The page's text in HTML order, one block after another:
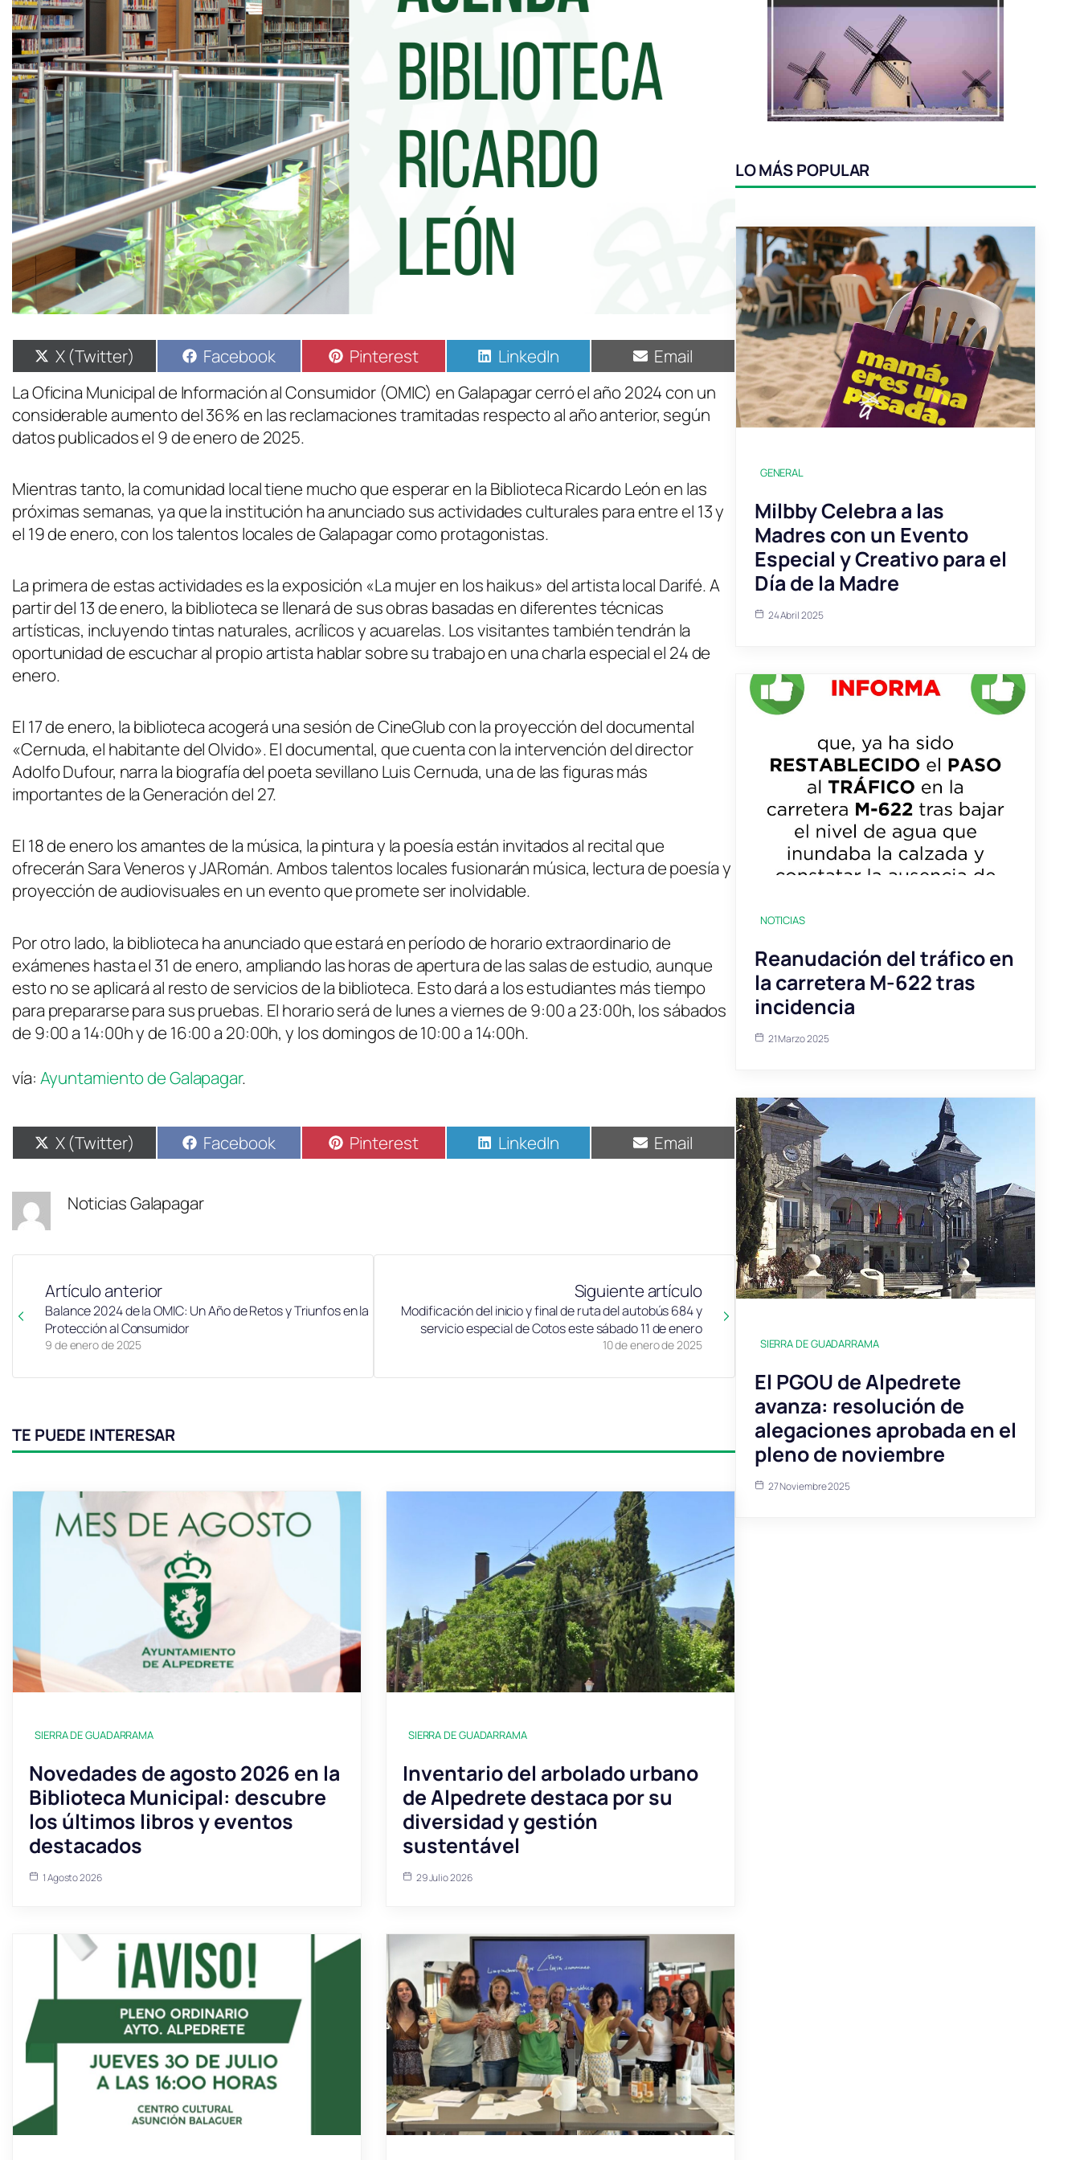
X (Twitter) Facebook Pinterest LinkedIn
Email
La Oficina Municipal de Información al Consumidor (OMIC) en Galapagar cerró el año 2024 con un
considerable aumento del 36% en las reclamaciones tramitadas respecto al año anterior, según
datos publicados el 9 de enero de 2025.
Mientras tanto, la comunidad local tiene mucho que esperar en la Biblioteca Ricardo León en las
próximas semanas, ya que la institución ha anunciado sus actividades culturales para entre el 13 y
el 19 de enero, con los talentos locales de Galapagar como protagonistas.
La primera de estas actividades es la exposición «La mujer en los haikus» del artista local Darifé. A
partir del 13 de enero, la biblioteca se llenará de sus obras basadas en diferentes técnicas
artísticas, incluyendo tintas naturales, acrílicos y acuarelas. Los visitantes también tendrán la
oportunidad de escuchar al propio artista hablar sobre su trabajo en una charla especial el 24 de
enero.
El 17 de enero, la biblioteca acogerá una sesión de CineGlub con la proyección del documental
«Cernuda, el habitante del Olvido». El documental, que cuenta con la intervención del director
Adolfo Dufour, narra la biografía del poeta sevillano Luis Cernuda, una de las figuras más
importantes de la Generación del 27.
El 18 de enero los amantes de la música, la pintura y la poesía están invitados al recital que
ofrecerán Sara Veneros y JARomán. Ambos talentos locales fusionarán música, lectura de poesía y
proyección de audiovisuales en un evento que promete ser inolvidable.
Por otro lado, la biblioteca ha anunciado que estará en período de horario extraordinario de
exámenes hasta el 31 de enero, ampliando las horas de apertura de las salas de estudio, aunque
esto no se aplicará al resto de servicios de la biblioteca. Esto dará a los estudiantes más tiempo
para prepararse para sus pruebas. El horario será de lunes a viernes de 9:00 a 23:00h, los sábados
de 9:00 a 14:00h y de 16:00 a 20:00h, y los domingos de 10:00 a 14:00h.
vía: Ayuntamiento de Galapagar.
X (Twitter) Facebook Pinterest LinkedIn Email
Noticias Galapagar
Artículo anterior
9 de enero de 2025
Balance 2024 de la OMIC: Un Año de Retos y Triunfos en la
Protección al Consumidor
Siguiente artículo
10 de enero de 2025
Modificación del inicio y final de ruta del autobús 684 y
servicio especial de Cotos este sábado 11 de enero
TE PUEDE INTERESAR
SIERRA DE GUADARRAMA
Novedades de agosto 2026 en la
Biblioteca Municipal: descubre
los últimos libros y eventos
destacados
1 Agosto 2026
SIERRA DE GUADARRAMA
Inventario del arbolado urbano
de Alpedrete destaca por su
diversidad y gestión
sustentável
29 Julio 2026
LO MÁS POPULAR
GENERAL
Milbby Celebra a las
Madres con un Evento
Especial y Creativo para el
Día de la Madre
24 Abril 2025
NOTICIAS
Reanudación del tráfico en
la carretera M-622 tras
incidencia
21 Marzo 2025
SIERRA DE GUADARRAMA
El PGOU de Alpedrete
avanza: resolución de
alegaciones aprobada en el
pleno de noviembre
27 Noviembre 2025